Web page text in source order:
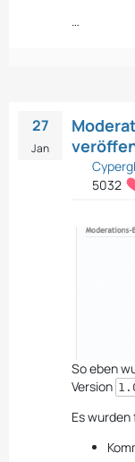
…
27
Jan
5032
So eben
Version
Es